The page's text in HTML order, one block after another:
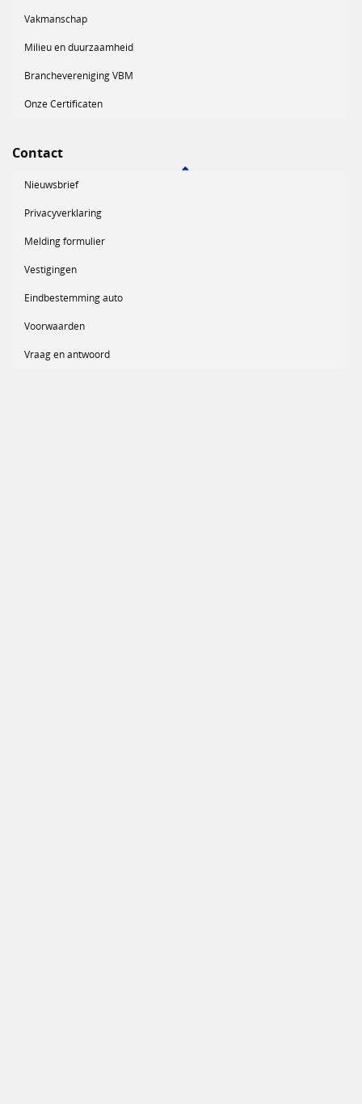
Vakmanschap
Milieu en duurzaamheid
Branchevereniging VBM
Onze Certificaten
Contact
Nieuwsbrief
Privacyverklaring
Melding formulier
Vestigingen
Eindbestemming auto
Voorwaarden
Vraag en antwoord